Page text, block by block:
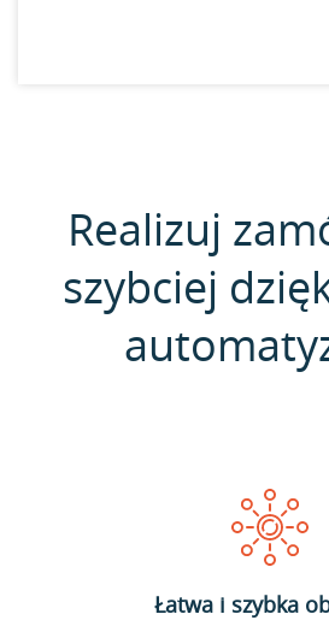
Realizuj
szybciej
Łatwa i szybka